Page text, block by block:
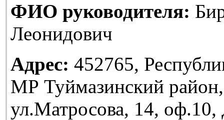
ФИО руководителя:
Леонидович
Адрес: 452765,
МР Туймазинский
ул.Матросова, 14,